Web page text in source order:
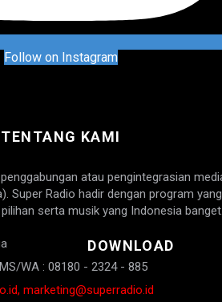
Follow on Instagram
TENTANG KAMI
atau pengintegrasian
Super Radio hadir dengan program yang
serta musik yang Indonesia
WA : 08180 - 2324 - 885
marketing@superradio.id
DOWNLOAD